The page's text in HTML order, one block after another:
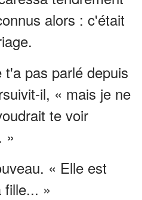
alors : c'était
pas parlé depuis
il, « mais je ne
te voir
»
« Elle est
»